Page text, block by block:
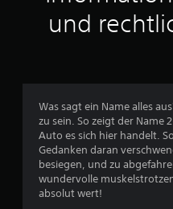
und
Was sagt ein Name alles
zu sein. So zeigt der Name
Auto es sich hier handelt.
Gedanken daran
besiegen, und zu
wundervolle
absolut wert!